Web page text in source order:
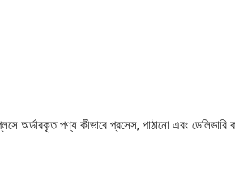
অর্ডারকৃত পণ্য কীভাবে প্রসেস, পাঠানো এবং ডেলিভারি